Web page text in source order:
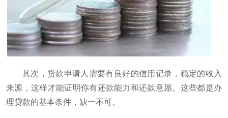
其次，贷款申请人需要有良好的信用记录，稳定的收入
来源，这样才能证明你有还款能力和还款意愿。这些都是办
理贷款的基本条件，缺一不可。